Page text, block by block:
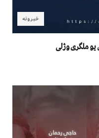
خبرونه
ملګری وژلی